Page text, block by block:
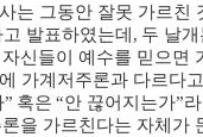
는 그동안 잘못 가르친
발표하였는데 , 두 날개
신들이 예수를 믿으면
가계저주론과 다르다
” 혹은 “안 끊어지는가”
을 가르친다는 자체가